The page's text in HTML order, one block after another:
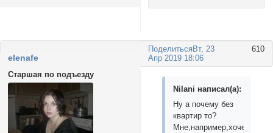
Поделиться 610
Вт, 23
Апр 2019 18:06
elenafe
Старшая по подъезду
Nilani написал(а):
Ну а почему без
квартир то?
Мне,например,хочется